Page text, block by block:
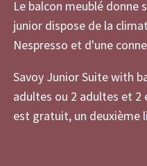
Le balcon meublé donne
junior dispose de la
Nespresso et d'une
Savoy Junior Suite with
adultes ou 2 adultes et
est gratuit, un deuxième